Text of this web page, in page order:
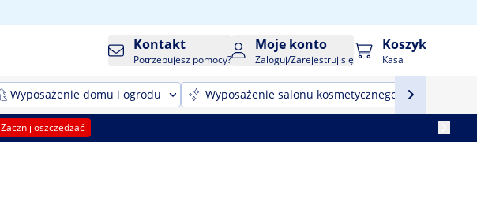
Kontakt
Potrzebujesz pomocy?
Moje konto
Zaloguj/Zarejestruj się
Koszyk
Kasa
Wyposażenie domu i ogrodu Wyposażenie salonu kosmetycznego
Zacznij oszczędzać